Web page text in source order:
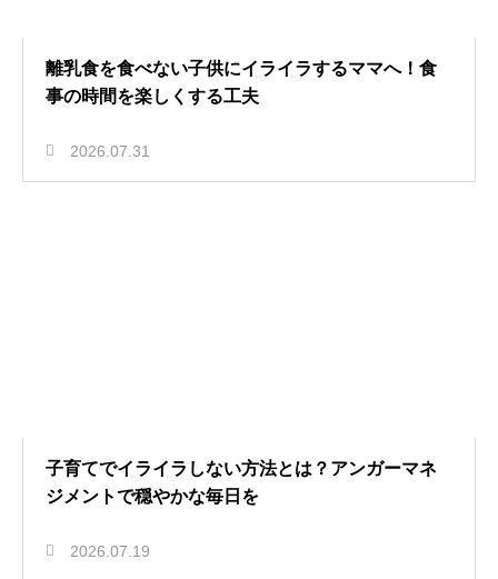
離乳食を食べない子供にイライラするママへ！食
事の時間を楽しくする工夫
2026.07.31
子育てでイライラしない方法とは？アンガーマネ
ジメントで穏やかな毎日を
2026.07.19